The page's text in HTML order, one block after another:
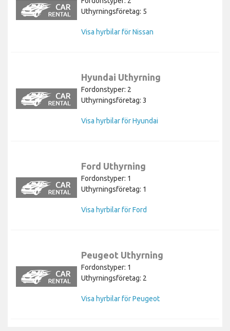
Fordonstyper: 2
Uthyrningsföretag: 5
Visa hyrbilar för Nissan
Hyundai Uthyrning
Fordonstyper: 2
Uthyrningsföretag: 3
Visa hyrbilar för Hyundai
Ford Uthyrning
Fordonstyper: 1
Uthyrningsföretag: 1
Visa hyrbilar för Ford
Peugeot Uthyrning
Fordonstyper: 1
Uthyrningsföretag: 2
Visa hyrbilar för Peugeot